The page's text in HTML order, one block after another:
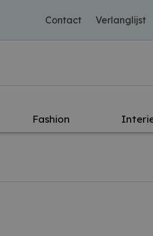
Contact Verlanglijst
Fashion